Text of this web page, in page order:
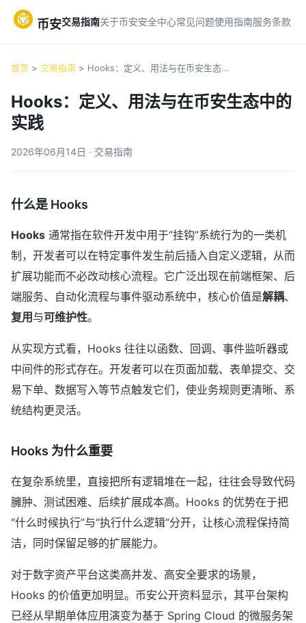
币安交易指南关于币安安全中心常见问题使用指南服务条款
首页 > 交易指南 > Hooks：定义、用法与在币安生态...
Hooks：定义、用法与在币安生态中的
实践
2026年06月14日 · 交易指南
什么是 Hooks
Hooks 通常指在软件开发中用于“挂钩”系统行为的一类机
制，开发者可以在特定事件发生前后插入自定义逻辑，从而
扩展功能而不必改动核心流程。它广泛出现在前端框架、后
端服务、自动化流程与事件驱动系统中，核心价值是解耦、
复用 与可维护性。
从实现方式看，Hooks 往往以函数、回调、事件监听器或
中间件的形式存在。开发者可以在页面加载、表单提交、交
易下单、数据写入等节点触发它们，使业务规则更清晰、系
统结构更灵活。
Hooks 为什么重要
在复杂系统里，直接把所有逻辑堆在一起，往往会导致代码
臃肿、测试困难、后续扩展成本高。Hooks 的优势在于把
“什么时候执行”与“执行什么逻辑”分开，让核心流程保持简
洁，同时保留足够的扩展能力。
对于数字资产平台这类高并发、高安全要求的场景，
Hooks 的价值更加明显。币安公开资料显示，其平台架构
已经从早期单体应用演变为基于 Spring Cloud 的微服务架